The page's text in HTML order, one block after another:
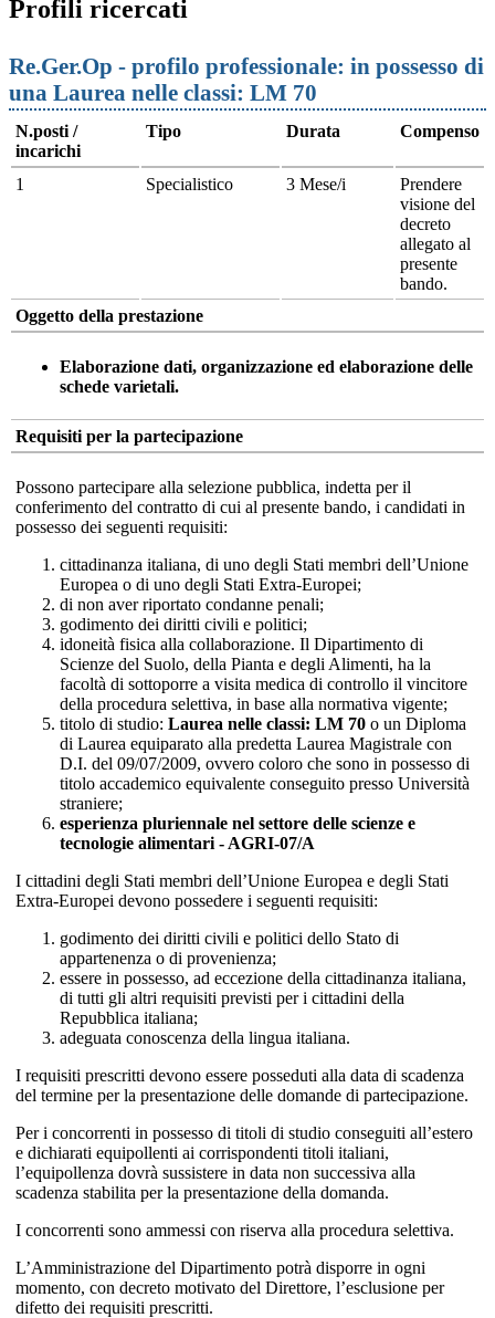
Profili ricercati
Re.Ger.Op - profilo professionale: in possesso di
una Laurea nelle classi: LM 70
N.posti /
incarichi
Tipo Durata Compenso
1 Specialistico 3 Mese/i
Prendere
visione del
decreto
allegato al
presente
bando.
Oggetto della prestazione
Elaborazione dati, organizzazione ed elaborazione delle
schede varietali.
Requisiti per la partecipazione
Possono partecipare alla selezione pubblica, indetta per il
conferimento del contratto di cui al presente bando, i candidati in
possesso dei seguenti requisiti:
cittadinanza italiana, di uno degli Stati membri dell’Unione
Europea o di uno degli Stati Extra-Europei;
di non aver riportato condanne penali;
godimento dei diritti civili e politici;
idoneità fisica alla collaborazione. Il Dipartimento di
Scienze del Suolo, della Pianta e degli Alimenti, ha la
facoltà di sottoporre a visita medica di controllo il vincitore
della procedura selettiva, in base alla normativa vigente;
titolo di studio: Laurea nelle classi: LM 70 o un Diploma
di Laurea equiparato alla predetta Laurea Magistrale con
D.I. del 09/07/2009, ovvero coloro che sono in possesso di
titolo accademico equivalente conseguito presso Università
straniere;
esperienza pluriennale nel settore delle scienze e
tecnologie alimentari - AGRI-07/A
I cittadini degli Stati membri dell’Unione Europea e degli Stati
Extra-Europei devono possedere i seguenti requisiti:
godimento dei diritti civili e politici dello Stato di
appartenenza o di provenienza;
essere in possesso, ad eccezione della cittadinanza italiana,
di tutti gli altri requisiti previsti per i cittadini della
Repubblica italiana;
adeguata conoscenza della lingua italiana.
I requisiti prescritti devono essere posseduti alla data di scadenza
del termine per la presentazione delle domande di partecipazione.
Per i concorrenti in possesso di titoli di studio conseguiti all’estero
e dichiarati equipollenti ai corrispondenti titoli italiani,
l’equipollenza dovrà sussistere in data non successiva alla
scadenza stabilita per la presentazione della domanda.
I concorrenti sono ammessi con riserva alla procedura selettiva.
L’Amministrazione del Dipartimento potrà disporre in ogni
momento, con decreto motivato del Direttore, l’esclusione per
difetto dei requisiti prescritti.